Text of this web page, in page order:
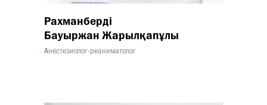
Рахманберді
Бауыржан Жарылқапұлы
А нестезиолог-реаниматолог